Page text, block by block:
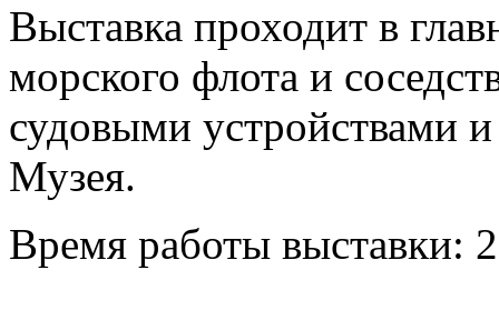
Выставка проходит в
морского флота и
судовыми устройствами
Музея.
Время работы выставки: